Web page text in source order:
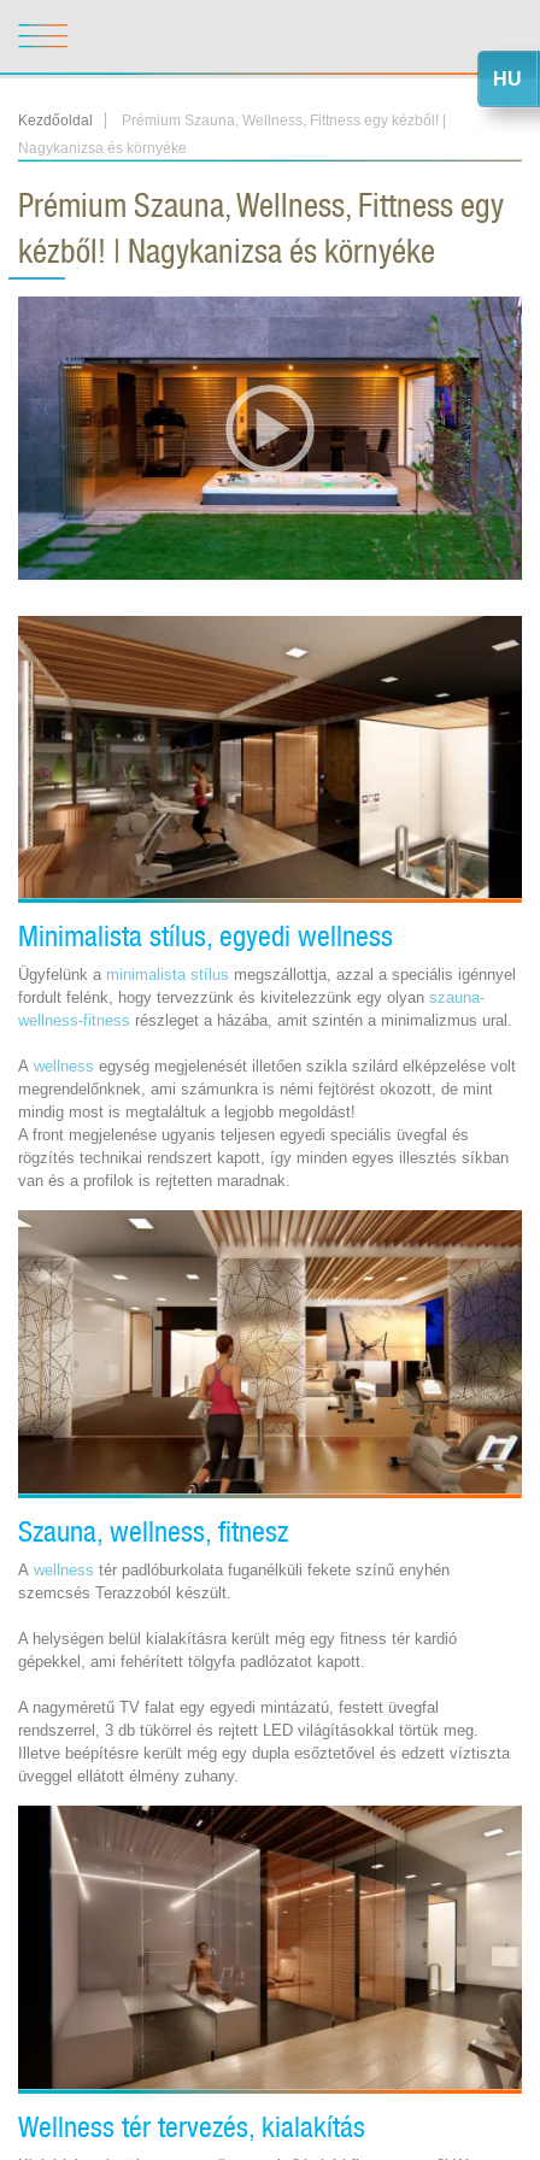
Kezdőoldal
Prémium Szauna, Wellness, Fittness egy kézből! |
Nagykanizsa és környéke
Prémium Szauna, Wellness, Fittness egy
kézből! | Nagykanizsa és környéke
Minimalista stílus, egyedi wellness
Ügyfelünk a minimalista stílus megszállottja, azzal a speciális igénnyel
fordult felénk, hogy tervezzünk és kivitelezzünk egy olyan szauna-
wellness-fitness részleget a házába, amit szintén a minimalizmus ural.
A wellness egység megjelenését illetően szikla szilárd elképzelése volt
megrendelőnknek, ami számunkra is némi fejtörést okozott, de mint
mindig most is megtaláltuk a legjobb megoldást!
A front megjelenése ugyanis teljesen egyedi speciális üvegfal és
rögzítés technikai rendszert kapott, így minden egyes illesztés síkban
van és a profilok is rejtetten maradnak.
Szauna, wellness, fitnesz
A wellness tér padlóburkolata fuganélküli fekete színű enyhén
szemcsés Terazzoból készült.
A helységen belül kialakításra került még egy fitness tér kardió
gépekkel, ami fehérített tölgyfa padlózatot kapott.
A nagyméretű TV falat egy egyedi mintázatú, festett üvegfal
rendszerrel, 3 db tükörrel és rejtett LED világításokkal törtük meg.
Illetve beépítésre került még egy dupla esőztetővel és edzett víztiszta
üveggel ellátott élmény zuhany.
Wellness tér tervezés, kialakítás
HU